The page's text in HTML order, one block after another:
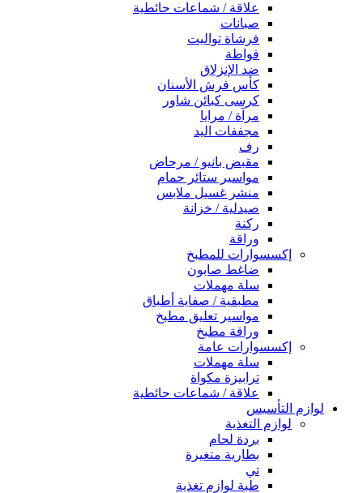
علاقة / شماعات حائطية
صبانات
فرشاة تواليت
فواطة
ضد الإنزلاق
كأس فرش الأسنان
كرسى كبائن شاور
مرآة / مرايا
مجففات اليد
رف
مقبض بانيو / مرحاض
مواسير ستائر حمام
منشر غسيل ملابس
صيدلية / خزانة
ركنة
وراقة
إكسسوارات للمطبخ
ضاغط صابون
سلة مهملات
مطبقية / صفاية أطباق
مواسير تعليق مطبخ
وراقة مطبخ
إكسسوارات عامة
سلة مهملات
ترابيزة مكواة
علاقة / شماعات حائطية
لوازم التأسيس
لوازم التغذية
بردة لحام
بطارية متغيرة
تي
طبة لوازم تغذية